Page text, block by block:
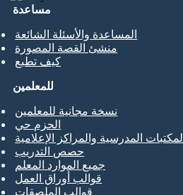
مساعدة
المساعدة والأسئلة الشائعة
منشئ القصة المصورة
كيف تطبع
للمعلمين
نسخة مجانية للمعلمين
الحزم حي
المكتبات المدرسية والمراكز الإعلامية
حصص التدريب
جميع الموارد المعلم
قوالب أوراق العمل
قوالب الملصقات